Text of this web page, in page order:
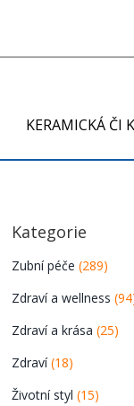
KERAMICKÁ ČI
Kategorie
Zubní péče(289)
Zdraví a wellness
Zdraví a krása(25)
Zdraví(18)
Životní styl(15)